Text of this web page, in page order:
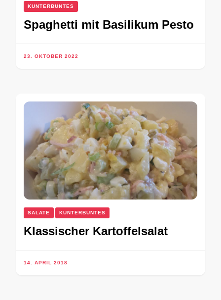
KUNTERBUNTES
Spaghetti mit Basilikum Pesto
23. OKTOBER 2022
SALATE KUNTERBUNTES
Klassischer Kartoffelsalat
14. APRIL 2018